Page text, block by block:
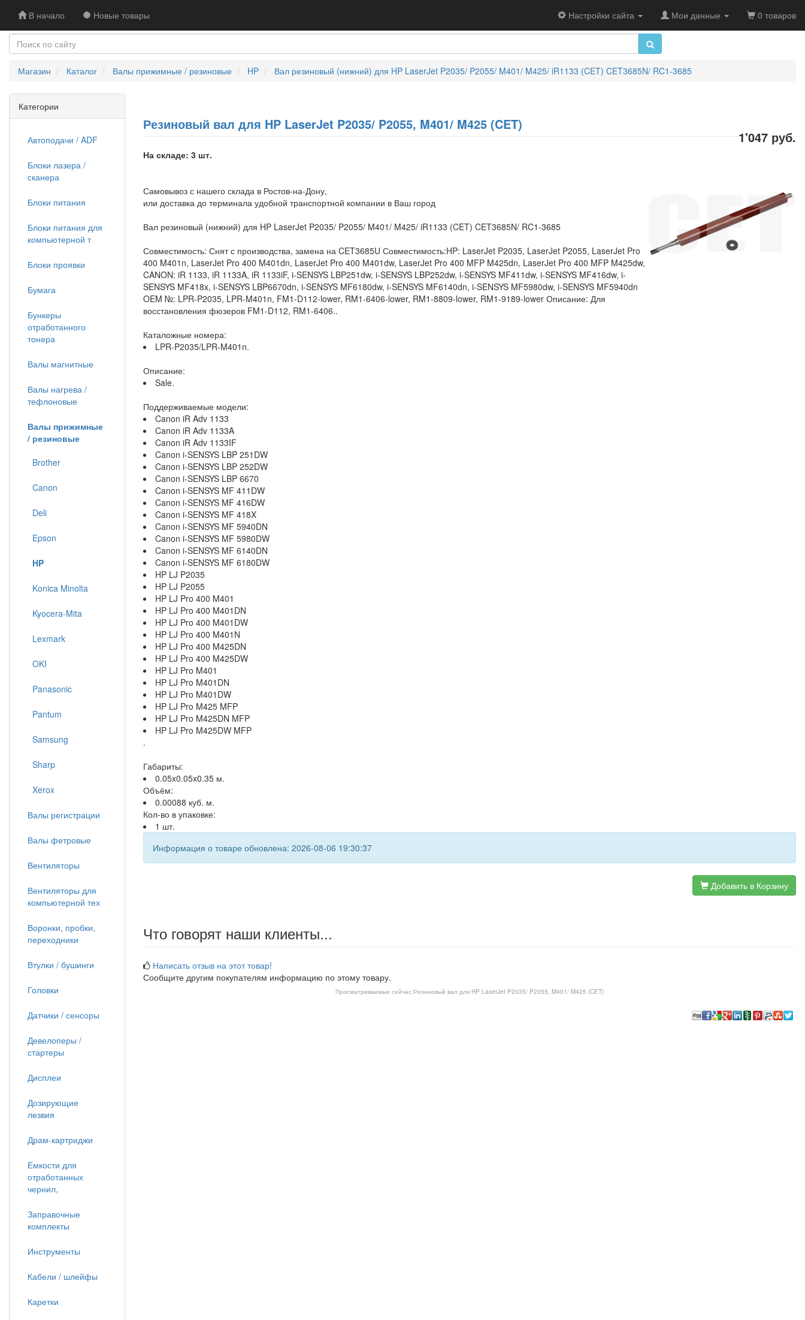
В начало Новые товары Настройки сайта Мои данные 0 товаров
Магазин Каталог Валы прижимные / резиновые HP Вал резиновый (нижний) для HP LaserJet P2035/ P2055/ M401/ M425/ iR1133 (CET) CET3685N/ RC1-3685
Резиновый вал для HP LaserJet P2035/ P2055, M401/ M425 (CET)
1'047 руб.
На складе: 3 шт.
Самовывоз с нашего склада в Ростов-на-Дону,
или доставка до терминала удобной транспортной компании в Ваш город
Вал резиновый (нижний) для HP LaserJet P2035/ P2055/ M401/ M425/ iR1133 (CET) CET3685N/ RC1-3685
Совместимость: Снят с производства, замена на CET3685U Совместимость:HP: LaserJet P2035, LaserJet P2055, LaserJet Pro
400 M401n, LaserJet Pro 400 M401dn, LaserJet Pro 400 M401dw, LaserJet Pro 400 MFP M425dn, LaserJet Pro 400 MFP M425dw,
CANON: iR 1133, iR 1133A, iR 1133iF, i-SENSYS LBP251dw, i-SENSYS LBP252dw, i-SENSYS MF411dw, i-SENSYS MF416dw, i-
SENSYS MF418x, i-SENSYS LBP6670dn, i-SENSYS MF6180dw, i-SENSYS MF6140dn, i-SENSYS MF5980dw, i-SENSYS MF5940dn
OEM №: LPR-P2035, LPR-M401n, FM1-D112-lower, RM1-6406-lower, RM1-8809-lower, RM1-9189-lower Описание: Для
восстановления фюзеров FM1-D112, RM1-6406..
Каталожные номера:
LPR-P2035/LPR-M401n.
Описание:
Sale.
Поддерживаемые модели:
Canon iR Adv 1133
Canon iR Adv 1133A
Canon iR Adv 1133IF
Canon i-SENSYS LBP 251DW
Canon i-SENSYS LBP 252DW
Canon i-SENSYS LBP 6670
Canon i-SENSYS MF 411DW
Canon i-SENSYS MF 416DW
Canon i-SENSYS MF 418X
Canon i-SENSYS MF 5940DN
Canon i-SENSYS MF 5980DW
Canon i-SENSYS MF 6140DN
Canon i-SENSYS MF 6180DW
HP LJ P2035
HP LJ P2055
HP LJ Pro 400 M401
HP LJ Pro 400 M401DN
HP LJ Pro 400 M401DW
HP LJ Pro 400 M401N
HP LJ Pro 400 M425DN
HP LJ Pro 400 M425DW
HP LJ Pro M401
HP LJ Pro M401DN
HP LJ Pro M401DW
HP LJ Pro M425 MFP
HP LJ Pro M425DN MFP
HP LJ Pro M425DW MFP
.
Габариты:
0.05x0.05x0.35 м.
Объём:
0.00088 куб. м.
Кол-во в упаковке:
1 шт.
Информация о товаре обновлена: 2026-08-06 19:30:37
Добавить в Корзину
Что говорят наши клиенты...
Написать отзыв на этот товар!
Сообщите другим покупателям информацию по этому товару.
Просматриваемые сейчас:Резиновый вал для HP LaserJet P2035/ P2055, M401/ M425 (CET)
Категории
Автоподачи / ADF
Блоки лазера /
сканера
Блоки питания
Блоки питания для
компьютерной т
Блоки проявки
Бумага
Бункеры
отработанного
тонера
Валы магнитные
Валы нагрева /
тефлоновые
Валы прижимные
/ резиновые
Brother
Canon
Deli
Epson
HP
Konica Minolta
Kyocera-Mita
Lexmark
OKI
Panasonic
Pantum
Samsung
Sharp
Xerox
Валы регистрации
Валы фетровые
Вентиляторы
Вентиляторы для
компьютерной тех
Воронки, пробки,
переходники
Втулки / бушинги
Головки
Датчики / сенсоры
Девелоперы /
стартеры
Дисплеи
Дозирующие
лезвия
Драм-картриджи
Емкости для
отработанных
чернил,
Заправочные
комплекты
Инструменты
Кабели / шлейфы
Каретки